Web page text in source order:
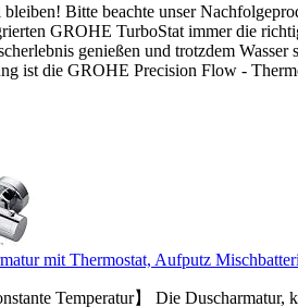
bleiben! Bitte beachte unser
GROHE TurboStat immer die
genießen und trotzdem
ist die GROHE Precision Flow -
mit Thermostat, Aufputz
Temperatur】 Die Duscharmatur,